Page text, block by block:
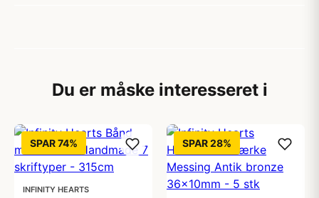
Du er måske interesseret i
SPAR 74%
INFINITY HEARTS
SPAR 28%